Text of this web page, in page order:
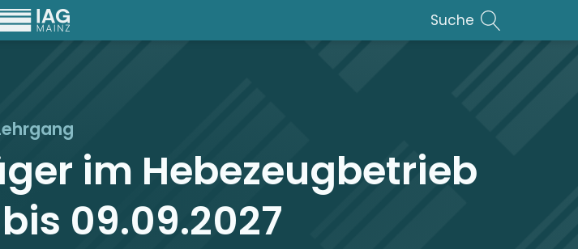
Suche
im Hebezeug­betrieb
09.09.2027